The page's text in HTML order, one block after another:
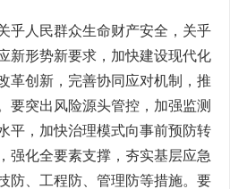
乎人民群众生命财产安全，关乎
新形势新要求，加快建设现代化
革创新，完善协同应对机制，推
要突出风险源头管控，加强监测
平，加快治理模式向事前预防转
强化全要素支撑，夯实基层应急
防、工程防、管理防等措施。要